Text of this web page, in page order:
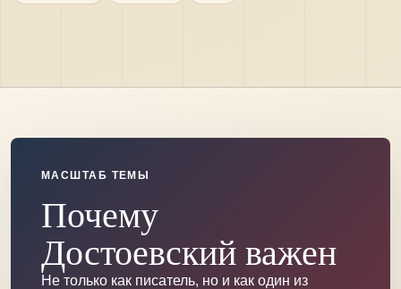
МАСШТАБ ТЕМЫ
Почему
Достоевский важен
Не только как писатель, но и как один из